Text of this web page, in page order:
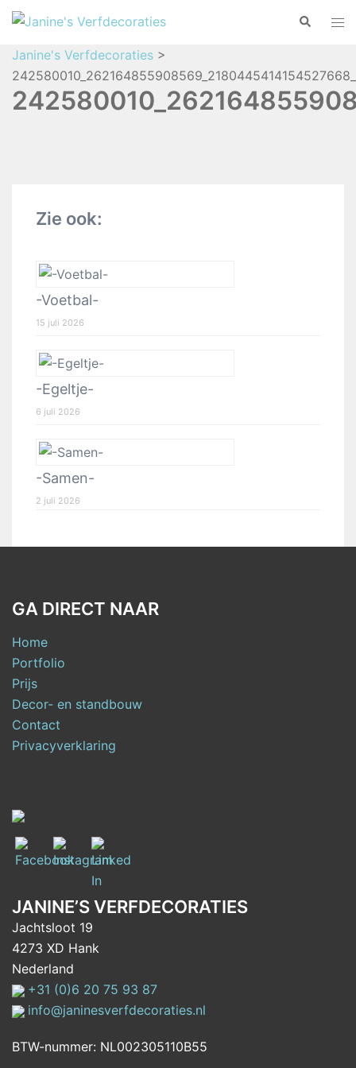
Janine's Verfdecoraties >
Zie ook:
-Voetbal-
15 juli 2026
-Egeltje-
6 juli 2026
-Samen-
2 juli 2026
GA DIRECT NAAR
Home
Portfolio
Prijs
Decor- en standbouw
Contact
Privacyverklaring
JANINE’S VERFDECORATIES
Jachtsloot 19
4273 XD Hank
Nederland
+31 (0)6 20 75 93 87
info@janinesverfdecoraties.nl
BTW-nummer: NL002305110B55